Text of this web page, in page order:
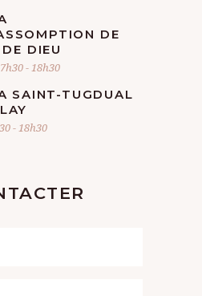
DE
DIEU
-18h30
SAINT-TUGDUAL
-18h30